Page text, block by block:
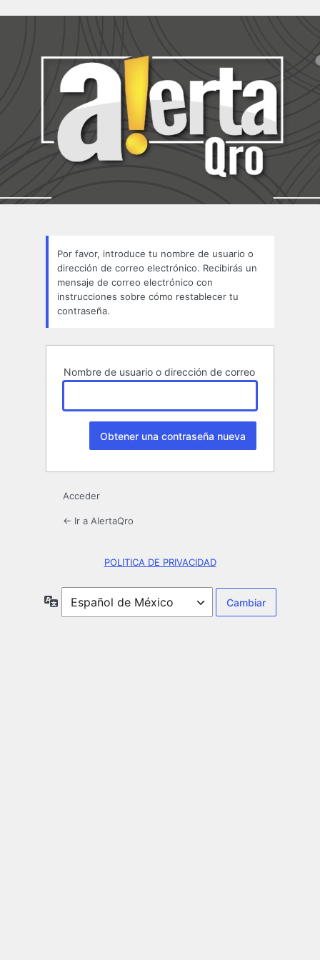
Contraseña
Por favor, introduce tu nombre de usuario o
dirección de correo electrónico. Recibirás un
mensaje de correo electrónico con
instrucciones sobre cómo restablecer tu
contraseña.
Nombre de usuario o dirección de correo
Acceder
← Ir a AlertaQro
POLITICA DE PRIVACIDAD
Idioma